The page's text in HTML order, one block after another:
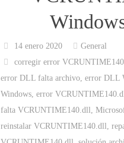
14 enero 2020
General
corregir error
error DLL falta archivo, error DLL
Windows, error
falta VCRUNTIME140.dll ,
reinstalar VCRUNTIME140.dll ,